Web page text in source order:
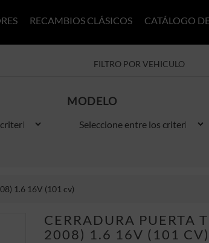
RECAMBIOS CLÁSICOS CATÁLOGO
FILTRO POR VEHICULO
MODELO
1.6 16V (101 cv)
CERRADURA PUERTA
2008) 1.6 16V (101 CV)